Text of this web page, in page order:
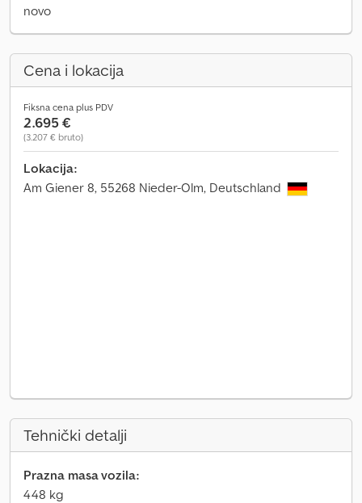
novo
Cena i lokacija
Fiksna cena plus PDV
2.695 €
(3.207 € bruto)
Lokacija:
Am Giener 8, 55268 Nieder-Olm, Deutschland
Tehnički detalji
Prazna masa vozila:
448 kg